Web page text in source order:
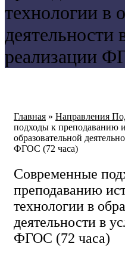
технологии в
деятельности
реализации
Главная » Направления
подходы к преподаванию
образовательной
ФГОС (72 часа)
Современные
преподаванию
технологии в
деятельности в
ФГОС (72 часа)